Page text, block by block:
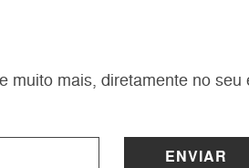
muito mais, diretamente no seu
ENVIAR